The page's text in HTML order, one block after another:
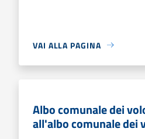
VAI ALLA PAGINA
Albo comunale dei
all'albo comunale dei